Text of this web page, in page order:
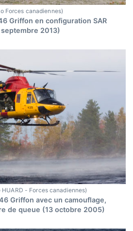
Forces canadiennes)
Griffon en configuration SAR
septembre 2013)
HUARD - Forces canadiennes)
Griffon avec un camouflage,
de queue (13 octobre 2005)